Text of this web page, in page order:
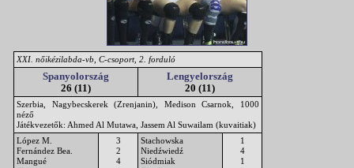
XXI. nőikézilabda-vb, C-csoport, 2. forduló
Spanyolország
26 (11)
Lengyelország
20 (11)
Szerbia, Nagybecskerek (Zrenjanin), Medison Csarnok, 1000
néző
Játékvezetők: Ahmed Al Mutawa, Jassem Al Suwailam (kuvaitiak)
López M.
Fernández Bea.
Mangué
3
2
4
Stachowska
Niedźwiedź
Siódmiak
1
4
1